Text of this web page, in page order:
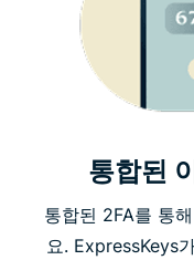
통합된
통합된 2FA를 통
요. ExpressKeys